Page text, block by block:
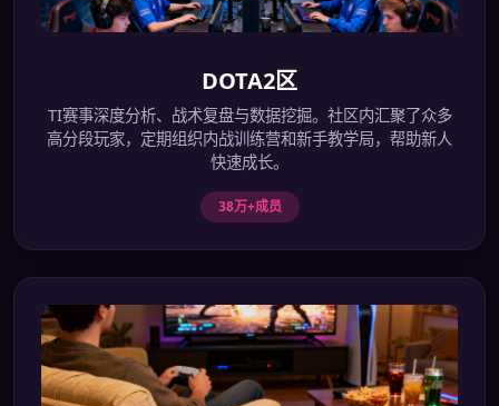
DOTA2区
TI赛事深度分析、战术复盘与数据挖掘。社区内汇聚了众多
高分段玩家，定期组织内战训练营和新手教学局，帮助新人
快速成长。
38万+成员